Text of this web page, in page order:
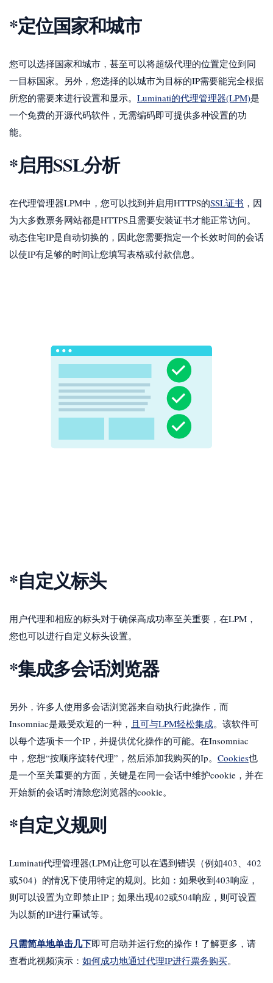
*定位国家和城市
您可以选择国家和城市，甚至可以将超级代理的位置定位到同
一目标国家。另外，您选择的以城市为目标的IP需要能完全根据
所您的需要来进行设置和显示。 Luminati的代理管理器(LPM)是
一个免费的开源代码软件，无需编码即可提供多种设置的功
能。
*启用SSL分析
在代理管理器LPM中，您可以找到并启用HTTPS的SSL证书 ，因
为大多数票务网站都是HTTPS且需要安装证书才能正常访问。
动态住宅IP是自动切换的，因此您需要指定一个长效时间的会话
以使IP有足够的时间让您填写表格或付款信息。
*自定义标头
用户代理和相应的标头对于确保高成功率至关重要，在LPM，
您也可以进行自定义标头设置。
*集成多会话浏览器
另外，许多人使用多会话浏览器来自动执行此操作，而
Insomniac是最受欢迎的一种， 且可与LPM轻松集成。该软件可
以每个选项卡一个IP，并提供优化操作的可能。在Insomniac
中，您想“按顺序旋转代理”，然后添加我购买的Ip。 Cookies也
是一个至关重要的方面，关键是在同一会话中维护cookie，并在
开始新的会话时清除您浏览器的cookie。
*自定义规则
Luminati代理管理器(LPM)让您可以在遇到错误（例如403、402
或504）的情况下使用特定的规则。比如：如果收到403响应，
则可以设置为立即禁止IP；如果出现402或504响应，则可设置
为以新的IP进行重试等。
只需简单地单击几下即可启动并运行您的操作！了解更多，请
查看此视频演示： 如何成功地通过代理IP进行票务购买。